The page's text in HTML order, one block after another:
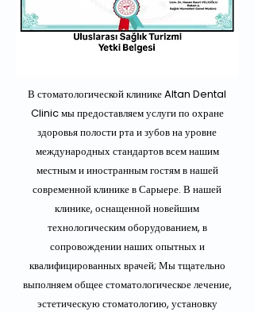
В стоматологической клинике Altan Dental
Clinic мы предоставляем услуги по охране
здоровья полости рта и зубов на уровне
международных стандартов всем нашим
местным и иностранным гостям в нашей
современной клинике в Сарыере. В нашей
клинике, оснащенной новейшим
технологическим оборудованием, в
сопровождении наших опытных и
квалифицированных врачей; Мы тщательно
выполняем общее стоматологическое лечение,
эстетическую стоматологию, установку